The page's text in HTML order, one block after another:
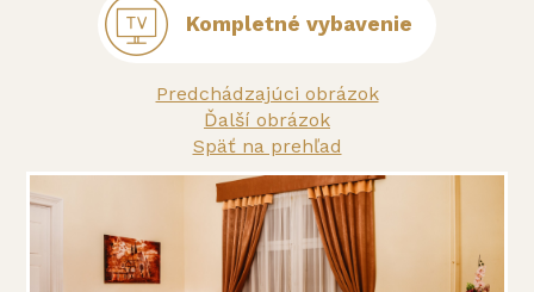
Kompletné vybavenie
Predchádzajúci obrázok
Ďalší obrázok
Späť na prehľad